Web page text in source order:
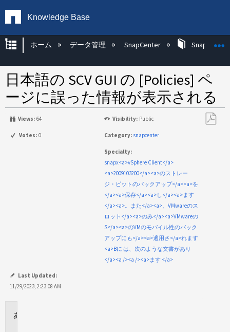
Knowledge Base
グローバル階層を展開/折りたたむ
ホーム データ管理 SnapCenter SnapCenter
日本語の SCV GUI の [Policies] ペ
ージに誤った情報が表示される
Views: 64 Visibility: Public
Votes: 0 Category: snapcenter
Specialty:
snapx<a>vSphere Client</a>
<a>2009103200</a><a>のストレー
ジ・ビットのバックアップ</a><a>を
</a><a>保存</a><a>し</a><a>ます
</a><a>。また</a><a>、VMwareのス
ロット</a><a>のみ</a><a>VMwareの
S</a><a>のVMのモバイル性のバック
アップにも</a><a>適用さ</a>れます
<a>Bに は、次のような文書があり
</a><a /><a /><a>ます </a>
Last Updated:
11/29/2023, 2:23:08 AM